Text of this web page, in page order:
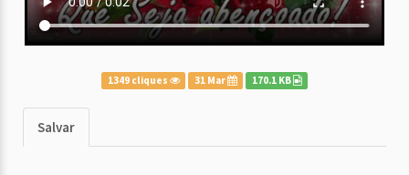
1349 cliques 31 Mar 170.1 KB
Salvar